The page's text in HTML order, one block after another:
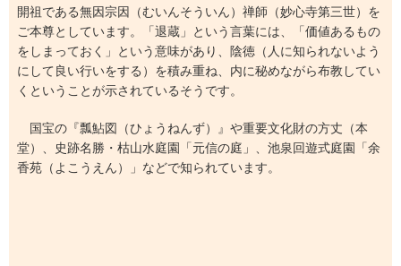
開祖である無因宗因（むいんそういん）禅師（妙心寺第三世）を
ご本尊としています。「退蔵」という言葉には、「価値あるもの
をしまっておく」という意味があり、陰徳（人に知られないよう
にして良い行いをする）を積み重ね、内に秘めながら布教してい
くということが示されているそうです。
国宝の『瓢鮎図（ひょうねんず）』や重要文化財の方丈（本
堂）、史跡名勝・枯山水庭園「元信の庭」、池泉回遊式庭園「余
香苑（よこうえん）」などで知られています。